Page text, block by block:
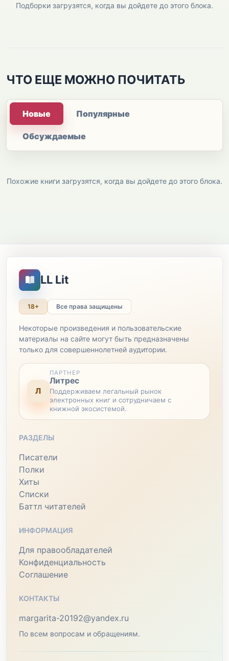
Подборки загрузятся, когда вы дойдете до этого блока.
ЧТО ЕЩЕ МОЖНО ПОЧИТАТЬ
Новые Популярные
Обсуждаемые
Похожие книги загрузятся, когда вы дойдете до этого блока.
LL Lit
18+ Все права защищены
Некоторые произведения и пользовательские
материалы на сайте могут быть предназначены
только для совершеннолетней аудитории.
Л
ПАРТНЕР
Литрес
Поддерживаем легальный рынок
электронных книг и сотрудничаем с
книжной экосистемой.
РАЗДЕЛЫ
Писатели
Полки
Хиты
Списки
Баттл читателей
ИНФОРМАЦИЯ
Для правообладателей
Конфиденциальность
Соглашение
КОНТАКТЫ
margarita-20192@yandex.ru
По всем вопросам и обращениям.